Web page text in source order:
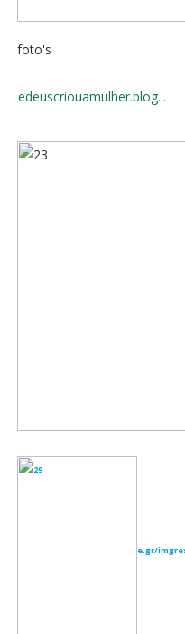
foto's
edeuscriouamulher.blog...
e.gr/